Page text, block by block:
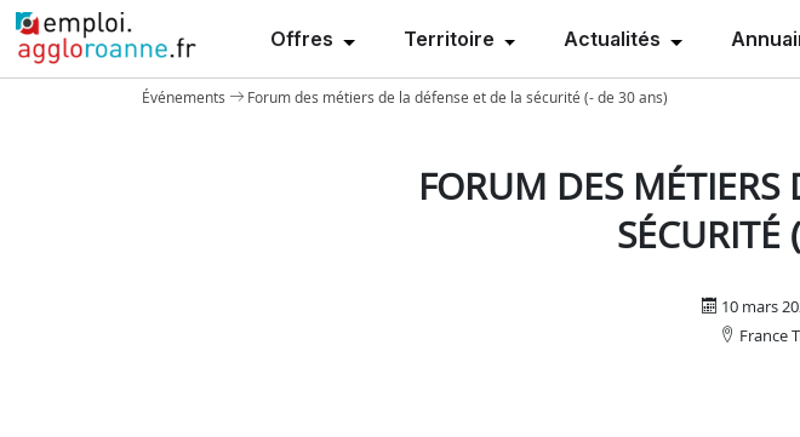
Offres Territoire Actualités
Événements Forum des métiers de la défense et de la sécurité (- de 30 ans)
FORUM DES MÉTIERS
10 mars
France